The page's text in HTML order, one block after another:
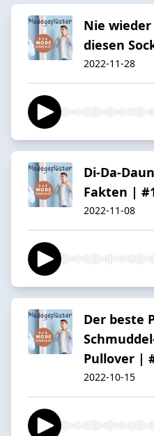
Nie
diesen
2022-11-28
Di-Da-
Fakten |
2022-11-08
Der beste
Pullover |
2022-10-15